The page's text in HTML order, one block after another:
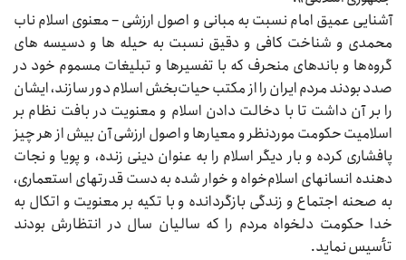
آشنایی عمیق امام نسبت به مبانی و اصول ارزشی – معنوی اسلام ناب
محمدی و شناخت کافی و دقیق نسبت به حیله‌‌‌ ها و دسیسه‌‌‌ های
گروه‌ها و باندهای منحرف که با تفسیرها و تبلیغات مسموم خود در
صدد بودند مردم ایران را از مکتب حیات‌بخش اسلام دور سازند، ایشان
را بر آن داشت تا با دخالت دادن اسلام و معنویت در بافت نظام بر
اسلامیت حکومت موردنظر و معیارها و اصول ارزشی آن بیش از هر چیز
پافشاری کرده و بار دیگر اسلام را به عنوان دینی زنده، و پویا و نجات
دهنده انسانهای اسلام‌خواه و خوار شده به دست قدرتهای استعماری،
به صحنه اجتماع و زندگی بازگردانده و با تکیه بر معنویت و اتکال به
خدا حکومت دلخواه مردم را که سالیان سال در انتظارش بودند
تأسیس نماید.